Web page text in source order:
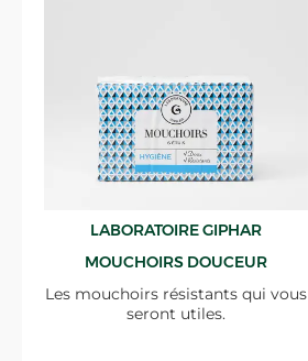
LABORATOIRE GIPHAR
MOUCHOIRS DOUCEUR
Les mouchoirs résistants qui vous
seront utiles.